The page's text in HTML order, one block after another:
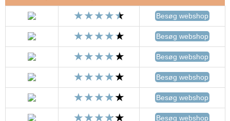
Besøg webshop
Besøg webshop
Besøg webshop
Besøg webshop
Besøg webshop
Besøg webshop